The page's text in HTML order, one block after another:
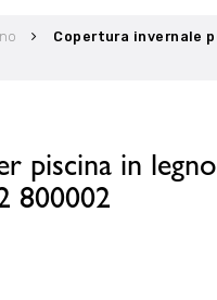
Copertura invernale
piscina in
800002